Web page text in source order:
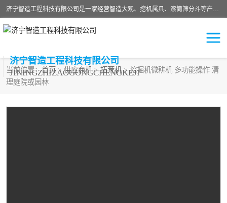
济宁智造工程科技有限公司是一家经营智造大观、挖机属具、滚筒筛分斗等产品的滑移装载机厂家。济宁智造工程科技有限公司奉行以质量赢得用户，诚信为本，互利共赢的宗旨，依靠雄厚的技术力量，科学的管理制度，先进的加工检测设备，始终坚持以客户为中心，免费咨询！
济宁智造工程科技有限公司
JININGZHIZAOGONGCHENGKEJI
当前位置：首页>供应商机>拓荒机> 挖掘机微耕机 多功能操作 清
理庭院或园林
振动夯